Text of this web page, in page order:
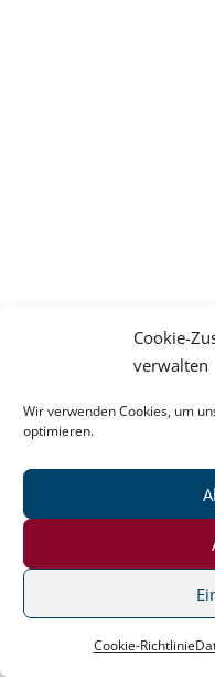
Cookie-
verwalten
Wir verwenden Cookies, um
optimieren.
Cookie-Richtlinie